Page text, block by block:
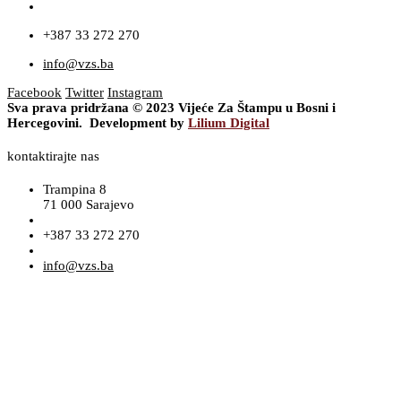
+387 33 272 270
info@vzs.ba
Facebook Twitter Instagram
Sva prava pridržana © 2023 Vijeće Za Štampu u Bosni i
Hercegovini. Development by Lilium Digital
kontaktirajte nas
Trampina 8
71 000 Sarajevo
+387 33 272 270
info@vzs.ba